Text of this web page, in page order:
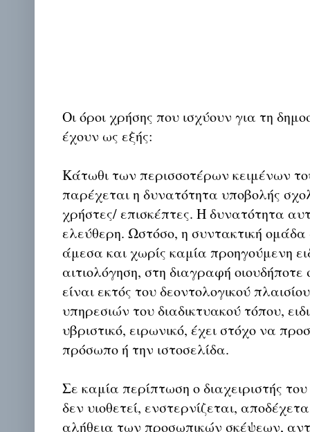
Οι όροι χρήσης που ισχύουν για τη
έχουν ως εξής:
Κάτωθι των περισσοτέρων κειμένων
παρέχεται η δυνατότητα υποβολής
χρήστες/ επισκέπτες. Η δυνατότητα
ελεύθερη. Ωστόσο, η συντακτική
άμεσα και χωρίς καμία προηγούμενη
αιτιολόγηση, στη διαγραφή οιουδήποτε
είναι εκτός του δεοντολογικού
υπηρεσιών του διαδικτυακού τόπου,
υβριστικό, ειρωνικό, έχει στόχο να
πρόσωπο ή την ιστοσελίδα.
Σε καμία περίπτωση ο διαχειριστής
δεν υιοθετεί, ενστερνίζεται,
αλήθεια των προσωπικών σκέψεων,